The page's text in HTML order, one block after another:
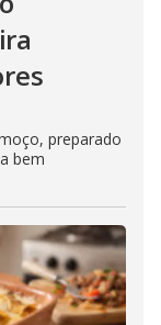
preparado
bem